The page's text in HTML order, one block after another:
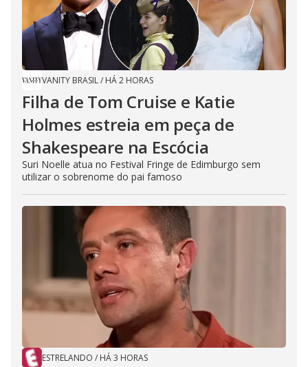
VANITY BRASIL/ HÁ 2 HORAS
Filha de Tom Cruise e Katie
Holmes estreia em peça de
Shakespeare na Escócia
Suri Noelle atua no Festival Fringe de Edimburgo sem
utilizar o sobrenome do pai famoso
ESTRELANDO / HÁ 3 HORAS